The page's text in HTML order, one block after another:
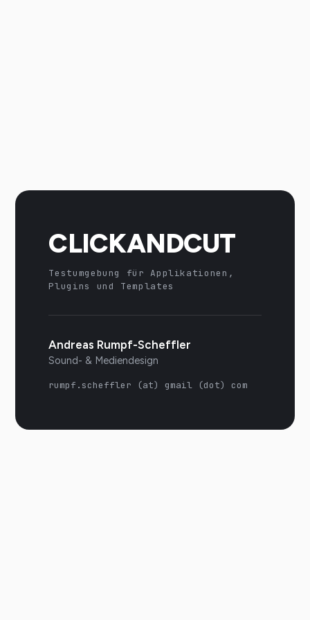
CLICKANDCUT
Testumgebung für Applikationen,
Plugins und Templates
Andreas Rumpf-Scheffler
Sound- & Mediendesign
rumpf.scheffler (at) gmail (dot) com